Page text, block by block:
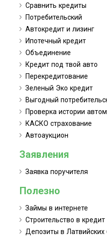
Сравнить кредиты
Потребительский
Автокредит и лизинг
Ипотечный кредит
Объединение
Кредит под твой авто
Перекредитование
Зеленый Эко кредит
Выгодный
Проверка истории
КАСКО страхование
Автоаукцион
Заявления
Заявка поручителя
Полезно
Займы в интернете
Строительство в кредит
Депозиты в Латвийских